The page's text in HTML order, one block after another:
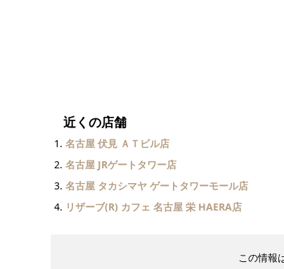
近くの店舗
名古屋 伏見 ＡＴビル店
名古屋 JRゲートタワー店
名古屋 タカシマヤ ゲートタワーモール店
リザーブ(R) カフェ 名古屋 栄 HAERA店
この情報